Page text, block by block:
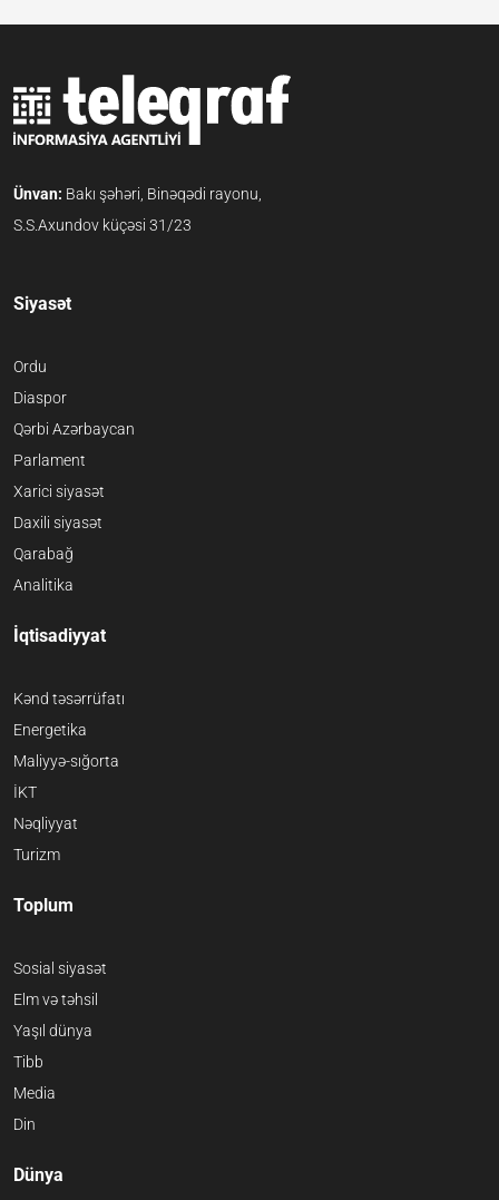
Ünvan: Bakı şəhəri, Binəqədi rayonu,
S.S.Axundov küçəsi 31/23
Siyasət
Ordu
Diaspor
Qərbi Azərbaycan
Parlament
Xarici siyasət
Daxili siyasət
Qarabağ
Analitika
İqtisadiyyat
Kənd təsərrüfatı
Energetika
Maliyyə-sığorta
İKT
Nəqliyyat
Turizm
Toplum
Sosial siyasət
Elm və təhsil
Yaşıl dünya
Tibb
Media
Din
Dünya